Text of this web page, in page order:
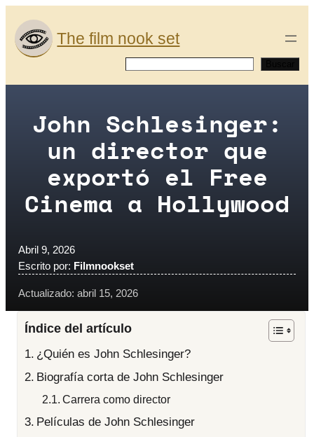
contenido
The film nook set
John Schlesinger:
un director que
exportó el Free
Cinema a Hollywood
Abril 9, 2026
Escrito por: Filmnookset
Actualizado: abril 15, 2026
Índice del artículo
¿Quién es John Schlesinger?
Biografía corta de John Schlesinger
Carrera como director
Películas de John Schlesinger